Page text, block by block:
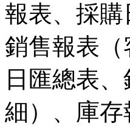
報表、採
銷售報表
日匯總表
細）、庫